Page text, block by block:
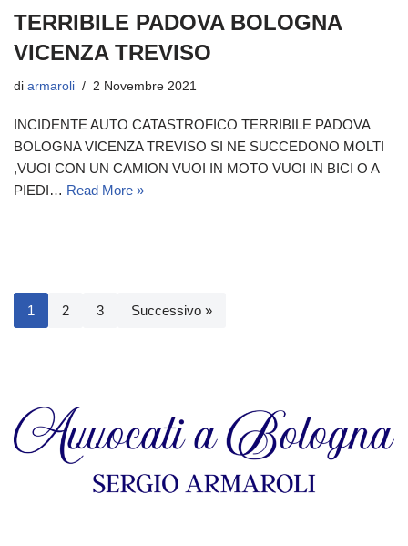
TERRIBILE PADOVA BOLOGNA
VICENZA TREVISO
di armaroli 2 Novembre 2021
INCIDENTE AUTO CATASTROFICO TERRIBILE PADOVA
BOLOGNA VICENZA TREVISO SI NE SUCCEDONO MOLTI
,VUOI CON UN CAMION VUOI IN MOTO VUOI IN BICI O A
PIEDI… Read More »
1 2 3 Successivo »